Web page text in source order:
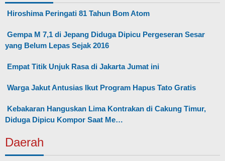
Hiroshima Peringati 81 Tahun Bom Atom
Gempa M 7,1 di Jepang Diduga Dipicu Pergeseran Sesar
yang Belum Lepas Sejak 2016
Empat Titik Unjuk Rasa di Jakarta Jumat ini
Warga Jakut Antusias Ikut Program Hapus Tato Gratis
Kebakaran Hanguskan Lima Kontrakan di Cakung Timur,
Diduga Dipicu Kompor Saat Me…
Daerah